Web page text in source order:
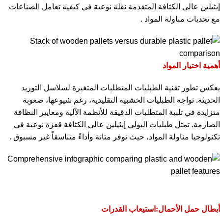
إيثيلين عالي الكثافة المتقدمة نقلة نوعية في كيفية تعامل الصناعات
مع تحديات مناولة المواد .
أهمية اختيار المواد
يعكس تطور تقنية الطبليات المتطلبات المتغيرة لسلاسل التوريد
الحديثة. تواجه الطبليات الخشبية التقليدية، رغم شيوعها، صعوبة
متزايدة في تلبية المتطلبات الدقيقة للأنظمة الآلية ومعايير النظافة
الصارمة. تمثل طبليات البولي إيثيلين عالي الكثافة قفزة نوعية في
تكنولوجيا مناولة المواد، حيث توفر متانة وأداءً متناسقاً غير مسبوق .
أبطال حمل الأحمال:استيعاب القدرات